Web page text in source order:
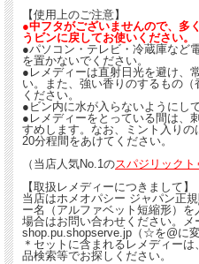
【使用上のご注意】
●中フタがございませんので、多
うビンに戻してお使いください。
●パソコン・テレビ・冷蔵庫など
を置かないでください。
●レメディーは直射日光を避け、
い。また、強い香りのするもの
ください。
●ビン内に水が入らないようにし
●レメディーをとっている間は、
すめします。なお、ミント入り
20分程間をあけてください。
（当店人気No.1のスパジリックト
【取扱レメディーにつきまして】
当店はホメオパシー ジャパン正
ー名（アルファベット短縮形）
場合はお問い合わせください。
shop.pu.shopserve.jp（☆を@に
＊セットに含まれるレメディー
品検索等でお探しください。